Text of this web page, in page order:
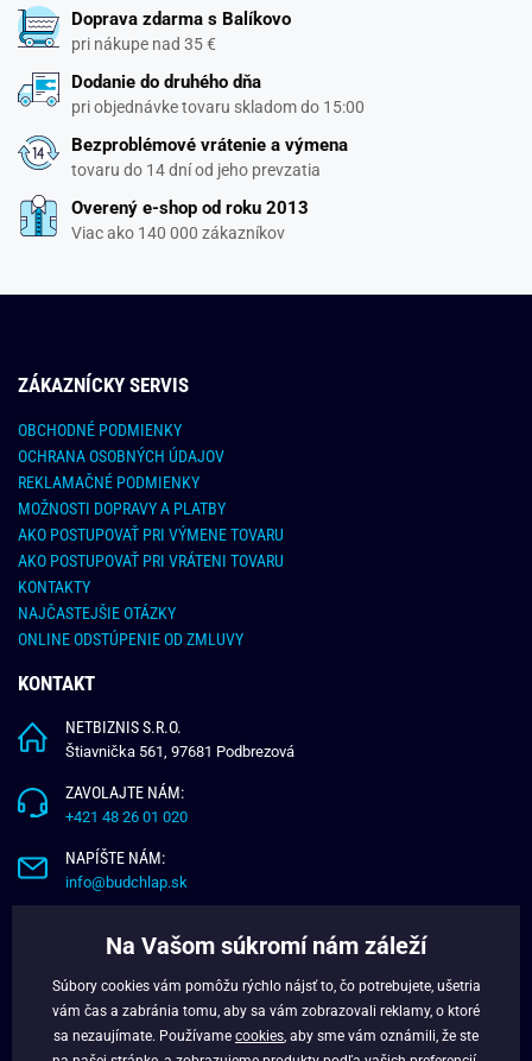
Doprava zdarma s Balíkovo
pri nákupe nad 35 €
Dodanie do druhého dňa
pri objednávke tovaru skladom do 15:00
Bezproblémové vrátenie a výmena
tovaru do 14 dní od jeho prevzatia
Overený e-shop od roku 2013
Viac ako 140 000 zákazníkov
ZÁKAZNÍCKY SERVIS
OBCHODNÉ PODMIENKY
OCHRANA OSOBNÝCH ÚDAJOV
REKLAMAČNÉ PODMIENKY
MOŽNOSTI DOPRAVY A PLATBY
AKO POSTUPOVAŤ PRI VÝMENE TOVARU
AKO POSTUPOVAŤ PRI VRÁTENI TOVARU
KONTAKTY
NAJČASTEJŠIE OTÁZKY
ONLINE ODSTÚPENIE OD ZMLUVY
KONTAKT
NETBIZNIS S.R.O.
Štiavnička 561, 97681 Podbrezová
ZAVOLAJTE NÁM:
+421 48 26 01 020
NAPÍŠTE NÁM:
info@budchlap.sk
VERNOSTNÝ PROGRAM
Na Vašom súkromí nám záleží
Súbory cookies vám pomôžu rýchlo nájsť to, čo potrebujete, ušetria
vám čas a zabránia tomu, aby sa vám zobrazovali reklamy, o ktoré
sa nezaujímate. Používame cookies , aby sme vám oznámili, že ste